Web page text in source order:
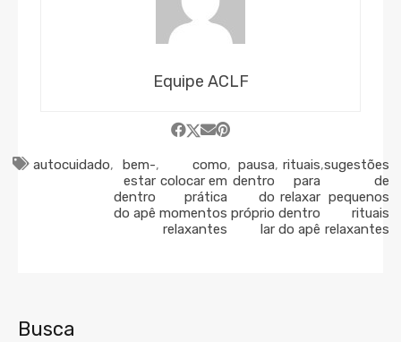
Equipe ACLF
autocuidado,
bem-
estar
dentro
do apê
,
como
colocar em
prática
momentos
relaxantes
, pausa
dentro
do
próprio
lar
, rituais
para
relaxar
dentro
do apê
,sugestões
de
pequenos
rituais
relaxantes
Busca